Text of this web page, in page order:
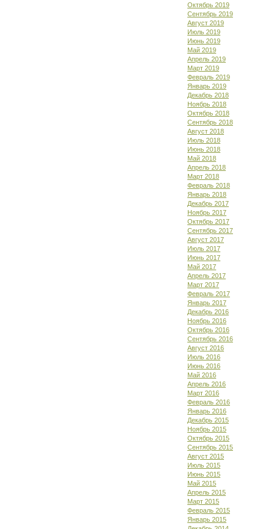
Октябрь 2019
Сентябрь 2019
Август 2019
Июль 2019
Июнь 2019
Май 2019
Апрель 2019
Март 2019
Февраль 2019
Январь 2019
Декабрь 2018
Ноябрь 2018
Октябрь 2018
Сентябрь 2018
Август 2018
Июль 2018
Июнь 2018
Май 2018
Апрель 2018
Март 2018
Февраль 2018
Январь 2018
Декабрь 2017
Ноябрь 2017
Октябрь 2017
Сентябрь 2017
Август 2017
Июль 2017
Июнь 2017
Май 2017
Апрель 2017
Март 2017
Февраль 2017
Январь 2017
Декабрь 2016
Ноябрь 2016
Октябрь 2016
Сентябрь 2016
Август 2016
Июль 2016
Июнь 2016
Май 2016
Апрель 2016
Март 2016
Февраль 2016
Январь 2016
Декабрь 2015
Ноябрь 2015
Октябрь 2015
Сентябрь 2015
Август 2015
Июль 2015
Июнь 2015
Май 2015
Апрель 2015
Март 2015
Февраль 2015
Январь 2015